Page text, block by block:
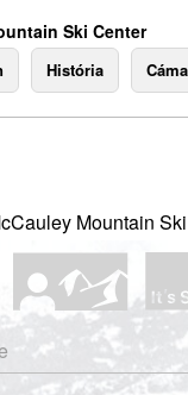
Ski Center
História
Mountain